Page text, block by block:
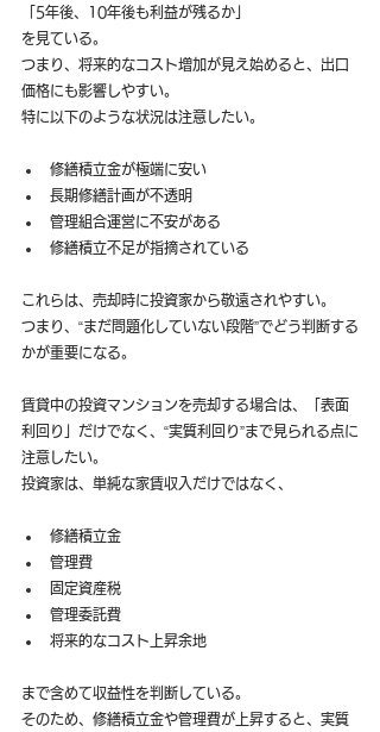
「5年後、10年後も利益が残るか」
を見ている。
つまり、将来的なコスト増加が見え始めると、出口
価格にも影響しやすい。
特に以下のような状況は注意したい。
修繕積立金が極端に安い
長期修繕計画が不透明
管理組合運営に不安がある
修繕積立不足が指摘されている
これらは、売却時に投資家から敬遠されやすい。
つまり、“まだ問題化していない段階”でどう判断する
かが重要になる。
賃貸中の投資マンションを売却する場合は、「表面
利回り」だけでなく、“実質利回り”まで見られる点に
注意したい。
投資家は、単純な家賃収入だけではなく、
修繕積立金
管理費
固定資産税
管理委託費
将来的なコスト上昇余地
まで含めて収益性を判断している。
そのため、修繕積立金や管理費が上昇すると、実質